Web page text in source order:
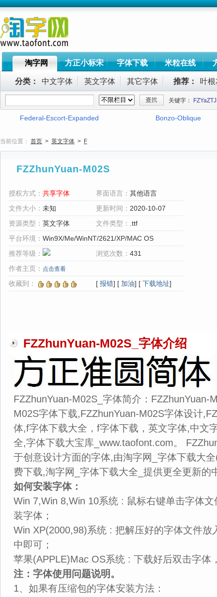
淘字网 方正小标宋 字体下载 米粒在线
分类： 中文字体 英文字体 其它字体 推荐： 叶
关键字： FZYaZTJ
Federal-Escort-Expanded Bonzo-Oblique
当前位置： 首页 > 英文字体 > F
FZZhunYuan-M02S
授权方式： 共享字体 界面语言： 其他语言
文件大小： 未知 更新时间： 2020-10-07
资源类型： 英文字体 文件类型：
.ttf
平台环境： Win9X/Me/WinNT/2621/XP/MAC OS
推荐等级：
浏览次数： 431
作者主页： 点击查看
收藏到： [ 报错] [ 加油] [ 下载地址]
FZZhunYuan-M02S_字体介绍
FZZhunYuan-M02S_字体简介：FZZhunYuan-
M02S字体下载,FZZhunYuan-M02S字体设计
体,f字体下载大全，f字体下载，英文字体,中文
全,字体下载大宝库_www.taofont.com。
于创意设计方面的字体,由淘字网_字体下载大
费下载,淘字网_字体下载大全_提供更全更新的
如何安装字体：
Win 7,Win 8,Win 10系统 : 鼠标右键单击字体
装字体；
Win XP(2000,98)系统 : 把解压好的字体文件放
中即可；
苹果(APPLE)Mac OS系统 : 下载好后双击字体
注：字体使用问题说明。
1、如果有压缩包的字体安装方法：